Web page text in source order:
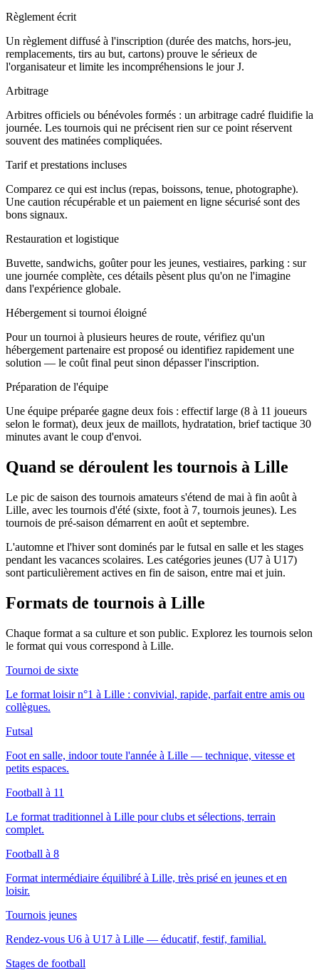
Règlement écrit
Un règlement diffusé à l'inscription (durée des matchs, hors-jeu,
remplacements, tirs au but, cartons) prouve le sérieux de
l'organisateur et limite les incompréhensions le jour J.
Arbitrage
Arbitres officiels ou bénévoles formés : un arbitrage cadré fluidifie la
journée. Les tournois qui ne précisent rien sur ce point réservent
souvent des matinées compliquées.
Tarif et prestations incluses
Comparez ce qui est inclus (repas, boissons, tenue, photographe).
Une caution récupérable et un paiement en ligne sécurisé sont des
bons signaux.
Restauration et logistique
Buvette, sandwichs, goûter pour les jeunes, vestiaires, parking : sur
une journée complète, ces détails pèsent plus qu'on ne l'imagine
dans l'expérience globale.
Hébergement si tournoi éloigné
Pour un tournoi à plusieurs heures de route, vérifiez qu'un
hébergement partenaire est proposé ou identifiez rapidement une
solution — le coût final peut sinon dépasser l'inscription.
Préparation de l'équipe
Une équipe préparée gagne deux fois : effectif large (8 à 11 joueurs
selon le format), deux jeux de maillots, hydratation, brief tactique 30
minutes avant le coup d'envoi.
Quand se déroulent les tournois à Lille
Le pic de saison des tournois amateurs s'étend de mai à fin août à
Lille, avec les tournois d'été (sixte, foot à 7, tournois jeunes). Les
tournois de pré-saison démarrent en août et septembre.
L'automne et l'hiver sont dominés par le futsal en salle et les stages
pendant les vacances scolaires. Les catégories jeunes (U7 à U17)
sont particulièrement actives en fin de saison, entre mai et juin.
Formats de tournois à Lille
Chaque format a sa culture et son public. Explorez les tournois selon
le format qui vous correspond à Lille.
Tournoi de sixte
Le format loisir n°1 à Lille : convivial, rapide, parfait entre amis ou
collègues.
Futsal
Foot en salle, indoor toute l'année à Lille — technique, vitesse et
petits espaces.
Football à 11
Le format traditionnel à Lille pour clubs et sélections, terrain
complet.
Football à 8
Format intermédiaire équilibré à Lille, très prisé en jeunes et en
loisir.
Tournois jeunes
Rendez-vous U6 à U17 à Lille — éducatif, festif, familial.
Stages de football